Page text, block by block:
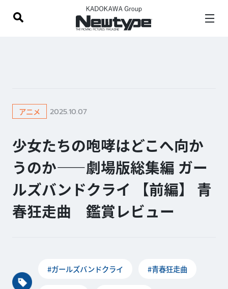
アニメ 2025.10.07
少女たちの咆哮はどこへ向か
うのか——劇場版総集編 ガー
ルズバンドクライ 【前編】 青
春狂走曲 鑑賞レビュー
#ガールズバンドクライ #青春狂走曲